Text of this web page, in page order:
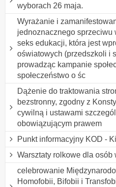
wyborach 26 maja.
Wyrażanie i
jednoznacznego sprzeciwu
seks edukacji, która jest
oświatowych (przedszkoli i
prowadząc kampanie
społeczeństwo o śc
Dążenie do traktowania
bezstronny, zgodny z
cywilną i ustawami
obowiązującym prawem
Punkt informacyjny KOD -
Warsztaty rolkowe dla osób
celebrowanie
Homofobii, Bifobii i